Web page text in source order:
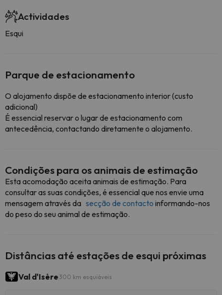
Actividades
Esqui
Parque de estacionamento
O alojamento dispõe de estacionamento interior (custo
adicional)
É essencial reservar o lugar de estacionamento com
antecedência, contactando diretamente o alojamento.
Condições para os animais de estimação
Esta acomodação aceita animais de estimação. Para
consultar as suas condições, é essencial que nos envie uma
mensagem através da secção de contacto informando-nos
do peso do seu animal de estimação.
Distâncias até estações de esqui próximas
Val d'Isère 300 km esquiáveis